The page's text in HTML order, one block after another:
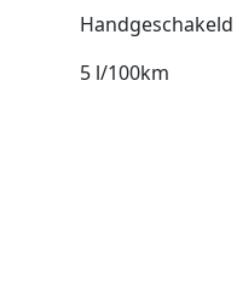
Handgeschakeld
5 l/100km